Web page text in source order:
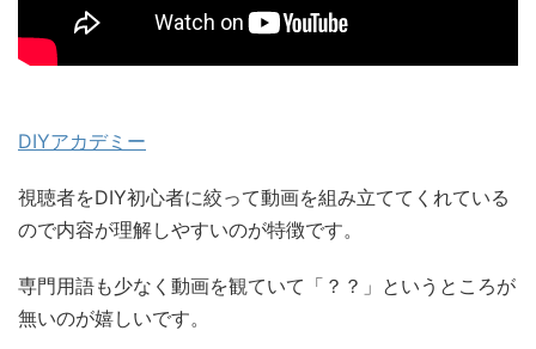
DIYアカデミー
視聴者をDIY初心者に絞って動画を組み立ててくれている
ので内容が理解しやすいのが特徴です。
専門用語も少なく動画を観ていて「？？」というところが
無いのが嬉しいです。